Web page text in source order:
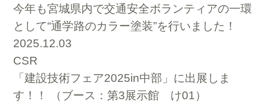
今年も宮城県内で交通安全ボランティアの一環
として“通学路のカラー塗装”を行いました！
2025.12.03
CSR
「建設技術フェア2025in中部」に出展しま
す！！ （ブース：第3展示館 け01）